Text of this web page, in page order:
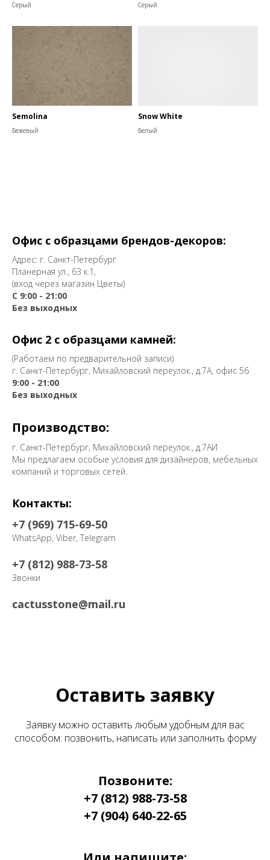
Серый Серый
Semolina
Бежевый
Snow White
Белый
Офис с образцами брендов-декоров:
Адрес: г. Санкт-Петербург
Планерная ул., 63 к.1,
(вход через магазин Цветы)
С 9:00 - 21:00
Без выходных
Офис 2 с образцами камней:
(Работаем по предварительной записи)
г. Санкт-Петербург, Михайловский переулок., д.7А, офис 56
9:00 - 21:00
Без выходных
Производство:
г. Санкт-Петербург, Михайловский переулок., д.7АИ
Мы предлагаем особые условия для дизайнеров, мебельных
компаний и торговых сетей.
Контакты:
+7 (969) 715-69-50
WhatsApp, Viber, Telegram
+7 (812) 988-73-58
Звонки
cactusstone@mail.ru
Оставить заявку
Заявку можно оставить любым удобным для вас
способом: позвонить, написать или заполнить форму
Позвоните:
+7 (812) 988-73-58
+7 (904) 640-22-65